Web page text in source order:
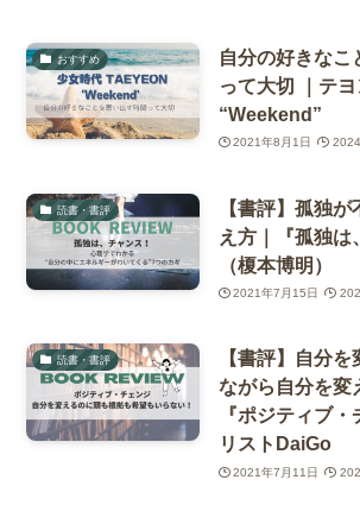
おすすめ
自分の好きなこ
って大切 ｜テ
“Weekend”
2021年8月1日
読書・書評
【書評】孤独
え方｜『孤独は
（榎本博明）
2021年7月15日
読書・書評
【書評】自分
ながら自分を変
『ポジティブ
リストDaiGo
2021年7月11日